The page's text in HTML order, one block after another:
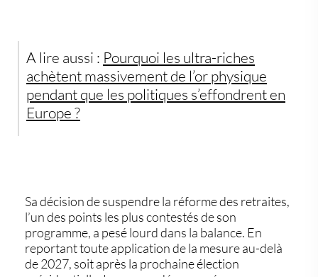
A lire aussi : Pourquoi les ultra-riches
achètent massivement de l’or physique
pendant que les politiques s’effondrent en
Europe ?
Sadécision de suspendre la réforme des retraites,
l’un des points les plus contestés de son
programme, a pesé lourd dans la balance. En
reportant toute application de la mesureau-delà
de 2027, soit après la prochaine élection